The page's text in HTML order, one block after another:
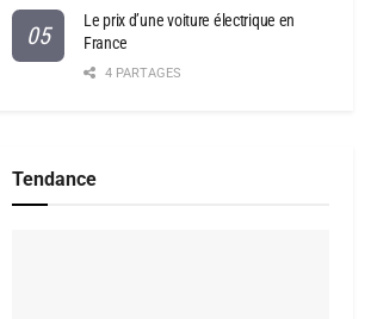
Le prix d’une voiture électrique en
France
4 PARTAGES
Tendance